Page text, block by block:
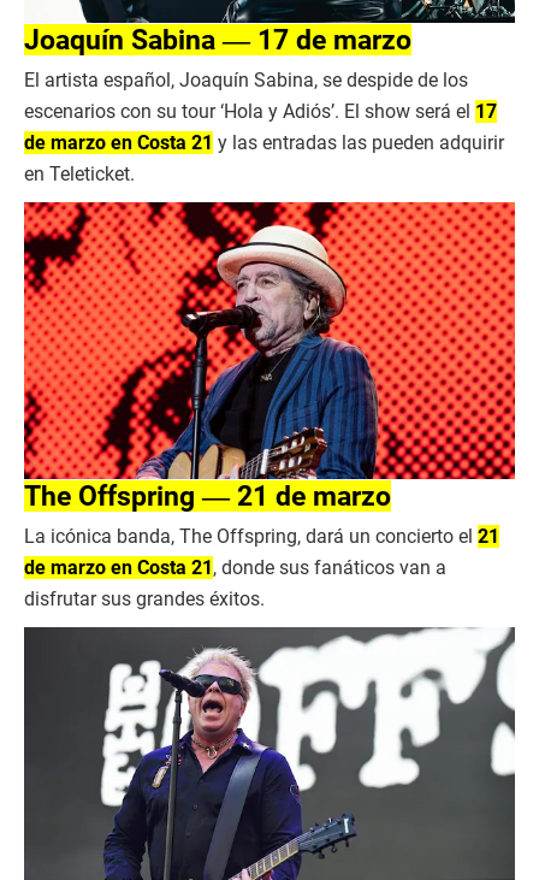
Joaquín Sabina ― 17 de marzo
El artista español, Joaquín Sabina, se despide de los
escenarios con su tour ‘Hola y Adiós’. El show será el 17
de marzo en Costa 21 y las entradas las pueden adquirir
en Teleticket.
The Offspring ― 21 de marzo
La icónica banda, The Offspring, dará un concierto el 21
de marzo en Costa 21, donde sus fanáticos van a
disfrutar sus grandes éxitos.